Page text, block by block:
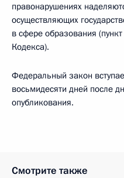
правонарушениях
осуществляющих
в сфере образования
Кодекса).
Федеральный закон
восьмидесяти дней после
опубликования.
Смотрите также